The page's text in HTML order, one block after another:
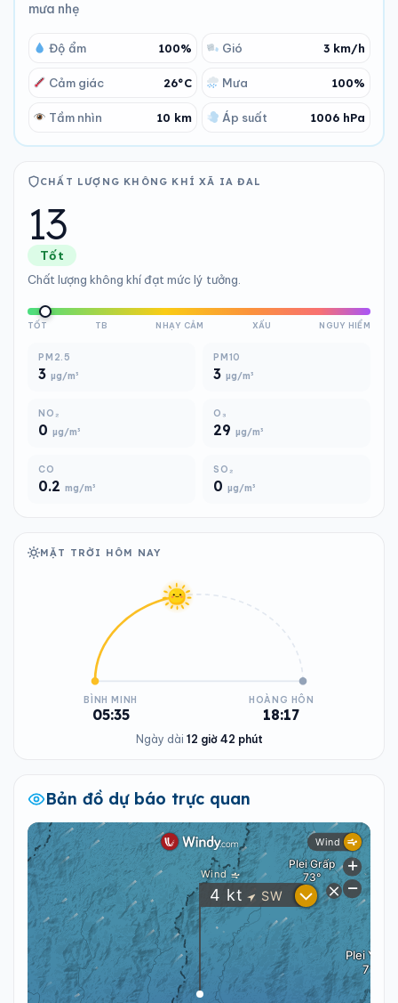
mưa nhẹ
Độ ẩm 100% Gió 3 km/h
Cảm giác 26°C Mưa 100%
Tầm nhìn 10 km Áp suất 1006 hPa
CHẤT LƯỢNG KHÔNG KHÍ XÃ IA ĐAL
13
Tốt
Chất lượng không khí đạt mức lý tưởng.
TỐT TB NHẠY CẢM XẤU NGUY HIỂM
PM2.5
3 µg/m³
PM10
3 µg/m³
NO₂
0 µg/m³
O₃
29 µg/m³
CO
0.2 mg/m³
SO₂
0 µg/m³
MẶT TRỜI HÔM NAY
BÌNH MINH
05:35
HOÀNG HÔN
18:17
Ngày dài 12 giờ 42 phút
Bản đồ dự báo trực quan